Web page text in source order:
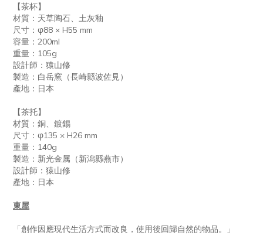
【茶杯】
材質：天草陶石、土灰釉
尺寸：φ88 × H55 mm
容量：200ml
重量：105g
設計師：猿山修
製造：白岳窯（長崎縣波佐見）
產地：日本
【茶托】
材質：銅、鍍錫
尺寸：φ135 × H26 mm
重量：140g
製造：新光金属（新潟縣燕市）
設計師：猿山修
產地：日本
東屋
「創作因應現代生活方式而改良，使用後回歸自然的物品。」